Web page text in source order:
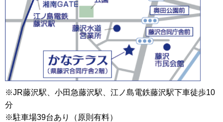
※JR藤沢駅、小田急藤沢駅、江ノ島電鉄藤沢駅下車徒歩10
分
※駐車場39台あり（原則有料）